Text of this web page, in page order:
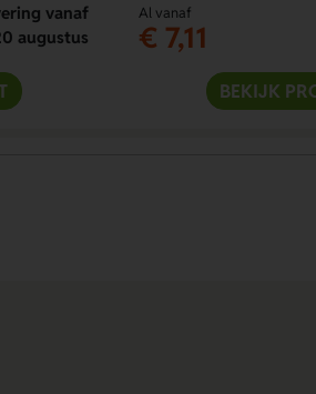
vanaf
augustus
Al vanaf
€ 7,11
BEKIJK